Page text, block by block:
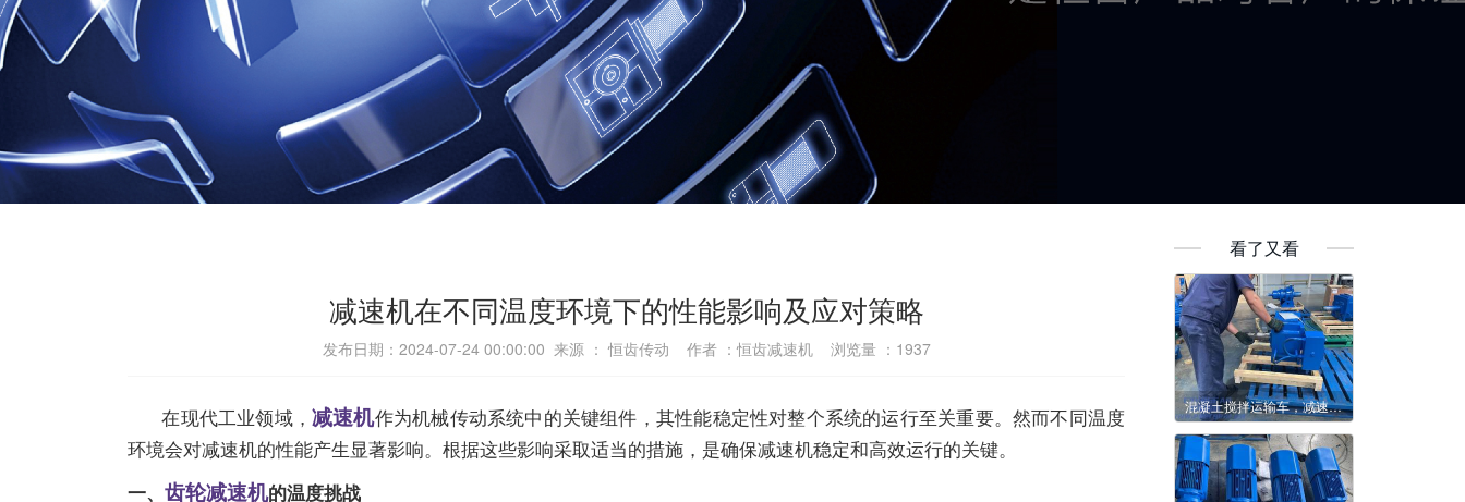
减速机在不同温度环境下的性能影响及应对策略
发布日期：2024-07-24 00:00:00 来源 ： 恒齿传动 作者 ：恒齿减速机 浏览量 ： 1937
在现代工业领域， 减速机作为机械传动系统中的关键组件，其性能稳定性对整个系统的运行至关重要。然而不同温度
环境会对减速机的性能产生显著影响。根据这些影响采取适当的措施，是确保减速机稳定和高效运行的关键。
一、 齿轮减速机的温度挑战
看了又看
混凝土搅拌运输车，减速机为何备受行业关注